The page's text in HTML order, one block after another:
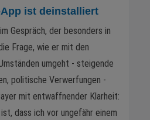
ist deinstalliert
Gespräch, der besonders in
Frage, wie er mit den
umgeht - steigende
politische Verwerfungen -
mit entwaffnender Klarheit:
dass ich vor ungefähr einem